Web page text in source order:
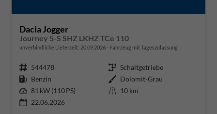
Dacia Jogger
Journey 5-S SHZ LKHZ TCe 110
unverbindliche Lieferzeit: 20.09.2026 Fahrzeug mit Tageszulassung
Fahrzeugnr. 544478 Getriebe Schaltgetriebe
Kraftstoff Benzin Außenfarbe Dolomit-Grau
Leistung 81 kW (110 PS) Kilometerstand 10 km
22.06.2026